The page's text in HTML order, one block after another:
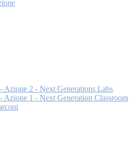
Azione 2 - Next Generations Labs
Azione 1 - Next Generation Classroom